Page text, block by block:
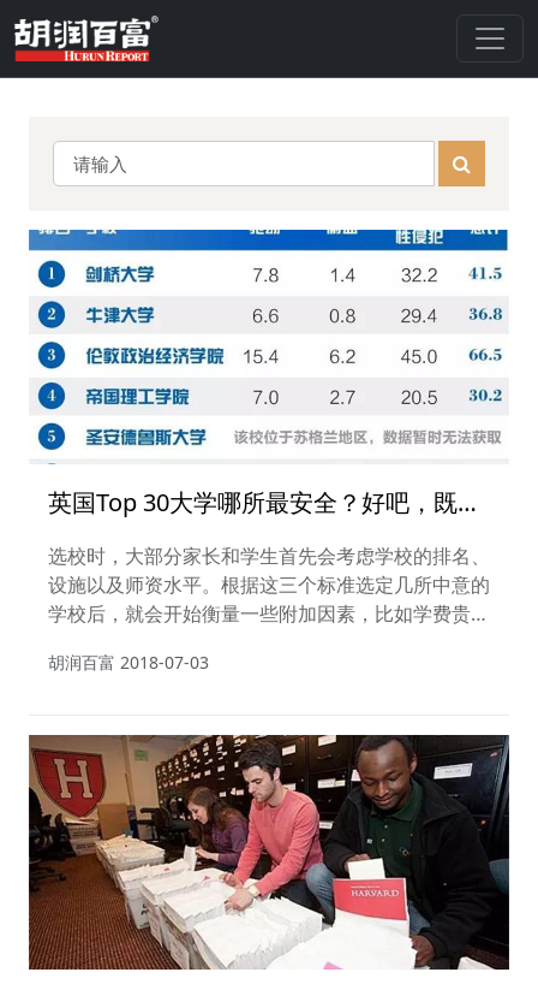
英国Top 30大学哪所最安全？好吧，既不
是牛津也不是剑桥
选校时，大部分家长和学生首先会考虑学校的排名、
设施以及师资水平。根据这三个标准选定几所中意的
学校后，就会开始衡量一些附加因素，比如学费贵不
欧洲地区被恐怖主义的阴云笼罩，所以安全问题被提
胡润百富 2018-07-03